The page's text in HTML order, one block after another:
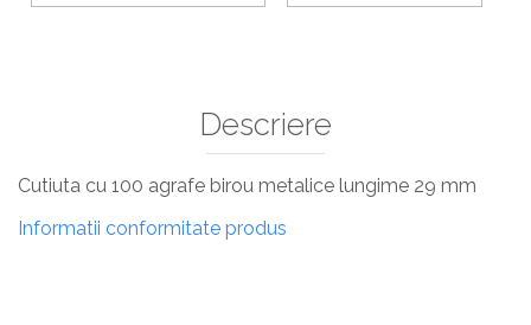
Descriere
Cutiuta cu 100 agrafe birou metalice lungime 29 mm
Informatii conformitate produs